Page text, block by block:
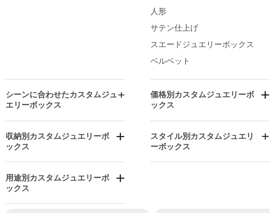
メタリックベージュ
模様付きジュエリーボックス
人形
サテン仕上げ
スエードジュエリーボックス
ベルベット
シーンに合わせたカスタムジュ
エリーボックス
記念日ジュエリーボックス
クリスマス
イースター
卒業祝いのジュエリーボックス
ハロウィン
価格別カスタムジュエリーボ
ックス
手頃な価格のジュエリーボック
投資グレードのジュエリーボッ
収納別カスタムジュエリーボ
ックス
仕切り付きジュエリーボックス
ディスプレイスタンド ジュエリ
ーボックス
引き出し付きジュエリーボック
スタイル別カスタムジュエリ
ーボックス
ワンピースボックス
用途別カスタムジュエリーボ
ックス
アンクレットボックス